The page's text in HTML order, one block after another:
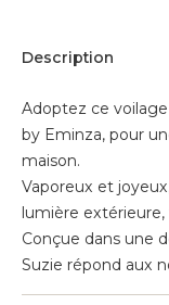
Description
Adoptez ce
by Eminza, pour
maison.
Vaporeux et
lumière
Conçue dans une
Suzie répond aux